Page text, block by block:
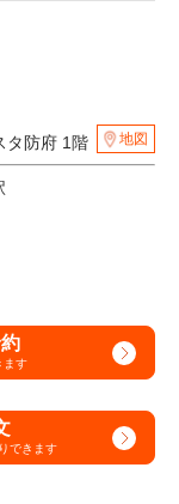
タ防府 1階
地図
ます
できます